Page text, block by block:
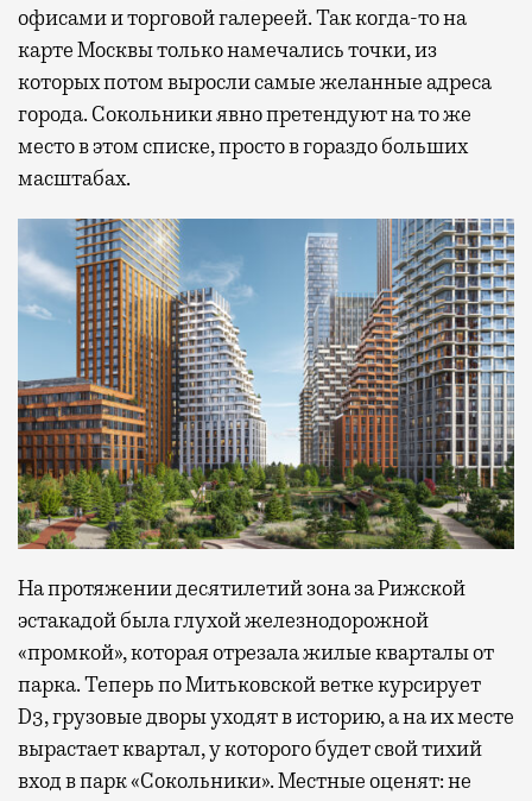
офисами и торговой галереей. Так когда-то на
карте Москвы только намечались точки, из
которых потом выросли самые желанные адреса
города. Сокольники явно претендуют на то же
место в этом списке, просто в гораздо больших
масштабах.
На протяжении десятилетий зона за Рижской
эстакадой была глухой железнодорожной
«промкой», которая отрезала жилые кварталы от
парка. Теперь по Митьковской ветке курсирует
D3, грузовые дворы уходят в историю, а на их месте
вырастает квартал, у которого будет свой тихий
вход в парк «Сокольники». Местные оценят: не